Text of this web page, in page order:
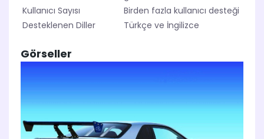
Kullanıcı Sayısı
Birden fazla kullanıcı desteği
Desteklenen Diller
Türkçe ve İngilizce
Görseller